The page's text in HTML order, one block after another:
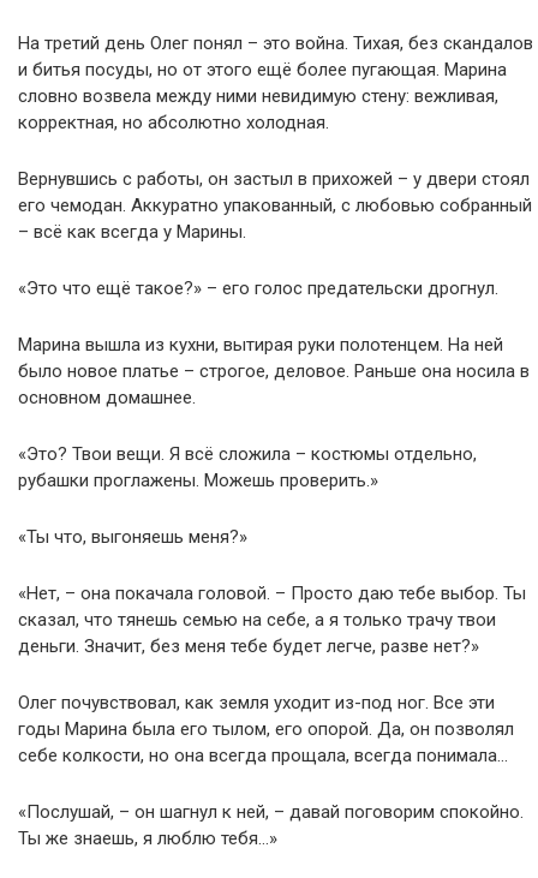
На третий день Олег понял – это война. Тихая, без скандалов
и битья посуды, но от этого ещё более пугающая. Марина
словно возвела между ними невидимую стену: вежливая,
корректная, но абсолютно холодная.
Вернувшись с работы, он застыл в прихожей – у двери стоял
его чемодан. Аккуратно упакованный, с любовью собранный
– всё как всегда у Марины.
«Это что ещё такое?» – его голос предательски дрогнул.
Марина вышла из кухни, вытирая руки полотенцем. На ней
было новое платье – строгое, деловое. Раньше она носила в
основном домашнее.
«Это? Твои вещи. Я всё сложила – костюмы отдельно,
рубашки проглажены. Можешь проверить.»
«Ты что, выгоняешь меня?»
«Нет, – она покачала головой. – Просто даю тебе выбор. Ты
сказал, что тянешь семью на себе, а я только трачу твои
деньги. Значит, без меня тебе будет легче, разве нет?»
Олег почувствовал, как земля уходит из-под ног. Все эти
годы Марина была его тылом, его опорой. Да, он позволял
себе колкости, но она всегда прощала, всегда понимала…
«Послушай, – он шагнул к ней, – давай поговорим спокойно.
Ты же знаешь, я люблю тебя…»